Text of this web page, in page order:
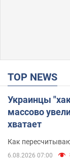
TOP NEWS
Украинцы
массово
хватает
Как
6.08.2026 07:00